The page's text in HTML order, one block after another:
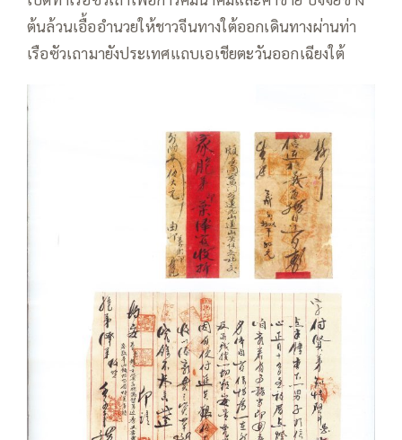
ต้นล้วนเอื้ออำนวยให้ชาวจีนทางใต้ออกเดินทางผ่านท่า
เรือซัวเถามายังประเทศแถบเอเชียตะวันออกเฉียงใต้